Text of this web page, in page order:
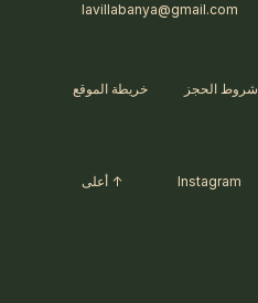
lavillabanya@gmail.com
شروط الحجز خريطة الموقع
↑ أعلى Instagram